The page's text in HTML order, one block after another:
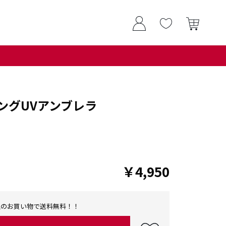
グUVアンブレラ
￥4,950
お買い物で送料無料！！